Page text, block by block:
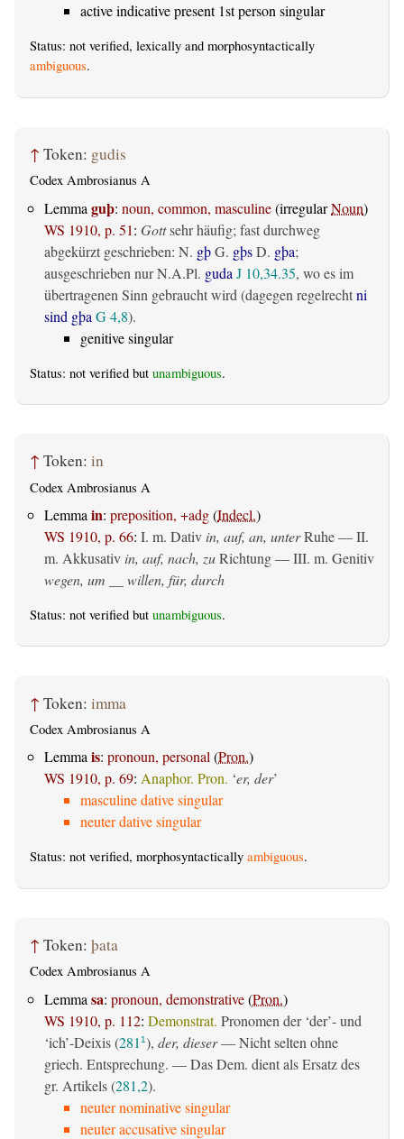
active indicative present 1st person singular
Status: not verified, lexically and morphosyntactically
ambiguous.
↑ Token: gudis
Codex Ambrosianus A
Lemma guþ: noun, common, masculine(irregularNoun)
WS 1910, p. 51: Gottsehr häufig; fast durchweg
abgekürzt geschrieben: N. gþG. gþsD. gþa;
ausgeschrieben nur N.A.Pl. guda J 10,34.35, wo es im
übertragenen Sinn gebraucht wird (dagegen regelrechtni
sind gþa G 4,8).
genitive singular
Status: not verified but unambiguous.
↑ Token: in
Codex Ambrosianus A
Lemma in: preposition, +adg(Indecl.)
WS 1910, p. 66: I. m. Dativ in, auf, an, unterRuhe — II.
m. Akkusativ in, auf, nach, zuRichtung — III. m. Genitiv
wegen, um __ willen, für, durch
Status: not verified but unambiguous.
↑ Token: imma
Codex Ambrosianus A
Lemmais: pronoun, personal(Pron.)
WS 1910, p. 69: Anaphor. Pron. ‘er, der’
masculine dative singular
neuter dative singular
Status: not verified, morphosyntactically ambiguous.
↑ Token: þata
Codex Ambrosianus A
Lemma sa: pronoun, demonstrative(Pron.)
WS 1910, p. 112: Demonstrat. Pronomen der ‘der’- und
‘ich’-Deixis (281 1), der, dieser— Nicht selten ohne
griech. Entsprechung. — Das Dem. dient als Ersatz des
gr. Artikels (281,2).
neuter nominative singular
neuter accusative singular